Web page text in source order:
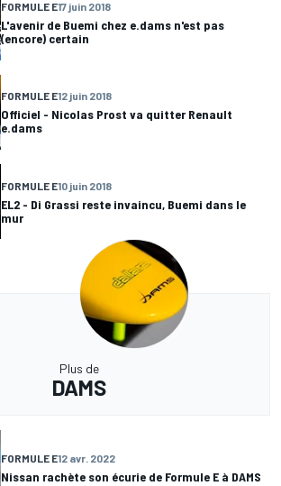
FORMULE E17 juin 2018
L'avenir de Buemi chez e.dams n'est pas
(encore) certain
FORMULE E12 juin 2018
Officiel - Nicolas Prost va quitter Renault
e.dams
FORMULE E10 juin 2018
EL2 - Di Grassi reste invaincu, Buemi dans le
mur
Plus de
DAMS
FORMULE E12 avr. 2022
Nissan rachète son écurie de Formule E à DAMS